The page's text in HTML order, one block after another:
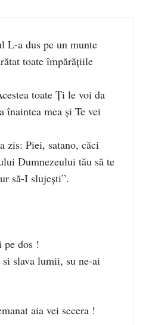
L-a dus pe un munte
toate împărăţiile
toate Ţi le voi da
înaintea mea şi Te vei
zis: Piei, satano, căci
Dumnezeului tău să te
să-I slujeşti”.
pe dos !
slava lumii, su ne-ai
aia vei secera !